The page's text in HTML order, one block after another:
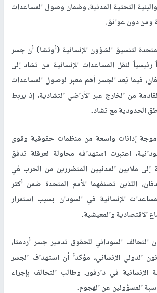
التحتية المدنية، وضمان وصول المساعدات
ومن دون عوائق.
لتنسيق الشؤون الإنسانية (أوتشا) أن جسر
رئيسياً لنقل المساعدات الإنسانية من تشاد إلى
فيما يُعد الجسر أهم معبر لوصول المساعدات
من الخارج عبر الأراضي التشادية، إذ يربط
الحدودية مع تشاد.
إدانات واسعة من منظمات حقوقية وقوى
اعتبرت استهدافه محاولة لعرقلة تدفق
إلى ملايين المدنيين المتضررين من الحرب في
اللذين تصنفهما الأمم المتحدة ضمن أكثر
الإنسانية في السودان بسبب استمرار
الاقتصادية والمعيشية.
التحالف السوداني للحقوق تدمير جسر أردمتا،
الدولي الإنساني، مؤكداً أن استهداف الجسر
الإنسانية في دارفور. وطالب التحالف بإجراء
المسؤولين عن الهجوم.